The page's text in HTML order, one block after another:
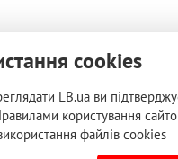
cookies
LB.ua ви
користування
файлів cookies